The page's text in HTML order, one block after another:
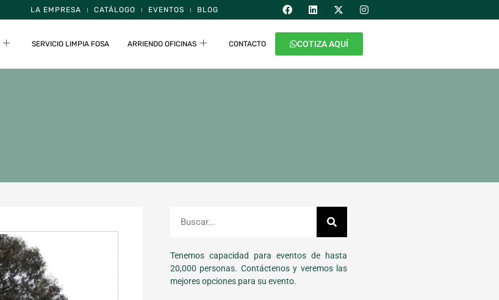
LA EMPRESA CATÁLOGO EVENTOS BLOG
SERVICIO LIMPIA FOSA ARRIENDO OFICINAS CONTACTO COTIZA AQUÍ
Tenemos capacidad para eventos de hasta
20,000 personas. Contáctenos y veremos las
mejores opciones para su evento.